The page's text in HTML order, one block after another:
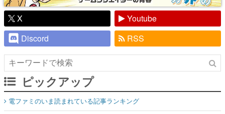
X
Youtube
Discord
RSS
ピックアップ
電ファミのいま読まれている記事ランキング